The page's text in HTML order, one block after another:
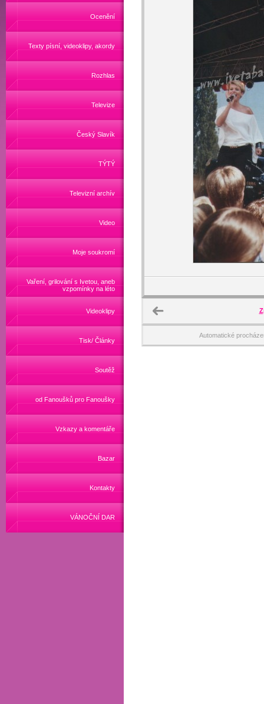
Ocenění
Texty písní, videoklipy, akordy
Rozhlas
Televize
Český Slavík
TÝTÝ
Televizní archív
Video
Moje soukromí
Vaření, grilování s Ivetou, aneb
vzpomínky na léto
Videoklipy
Tisk/ Články
Soutěž
od Fanoušků pro Fanoušky
Vzkazy a komentáře
Bazar
Kontakty
VÁNOČNÍ DAR
Automatické